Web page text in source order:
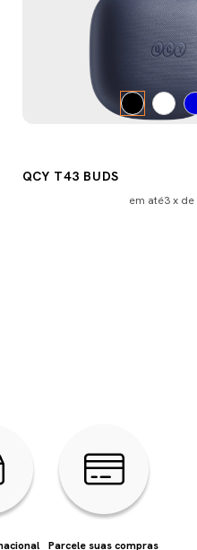
QCY T43 BUDS
em até3x de
Parcele suas compras